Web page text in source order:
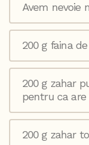
Avem nevoie
200 g faina
200 g zahar
pentru ca are
200 g zahar